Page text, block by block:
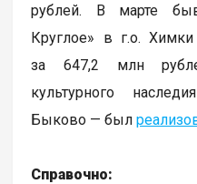
рублей. В марте
Круглое» в г.о.
за 647,2 млн
культурного
Быково — был
Справочно: